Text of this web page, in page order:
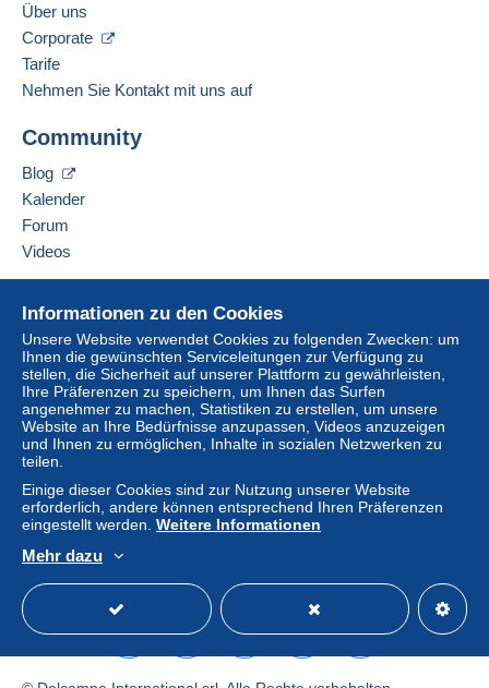
Informationen zu den Cookies
Unsere Website verwendet Cookies zu folgenden Zwecken: um
Ihnen die gewünschten Serviceleitungen zur Verfügung zu
stellen, die Sicherheit auf unserer Plattform zu gewährleisten,
Ihre Präferenzen zu speichern, um Ihnen das Surfen
angenehmer zu machen, Statistiken zu erstellen, um unsere
Website an Ihre Bedürfnisse anzupassen, Videos anzuzeigen
und Ihnen zu ermöglichen, Inhalte in sozialen Netzwerken zu
teilen.
Einige dieser Cookies sind zur Nutzung unserer Website
erforderlich, andere können entsprechend Ihren Präferenzen
eingestellt werden. Weitere Informationen
Mehr dazu
Über uns
Corporate
Tarife
Nehmen Sie Kontakt mit uns auf
Community
Blog
Kalender
Forum
Videos
Online-Hilfe
Auf Delcampe kaufen
Auf Delcampe verkaufen
Eine sichere Website